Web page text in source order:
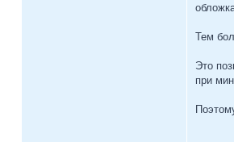
Тем
Это
при